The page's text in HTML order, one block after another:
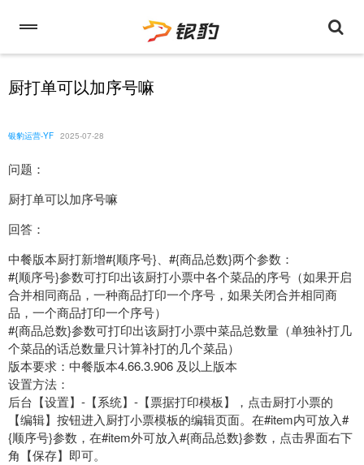
厨打单可以加序号嘛
银豹运营-YF 2025-07-28
问题：
厨打单可以加序号嘛
回答：
中餐版本厨打新增#{顺序号}、#{商品总数}两个参数：
#{顺序号}参数可打印出该厨打小票中各个菜品的序号（如果开启
合并相同商品，一种商品打印一个序号，如果关闭合并相同商
品，一个商品打印一个序号）
#{商品总数}参数可打印出该厨打小票中菜品总数量（单独补打几
个菜品的话总数量只计算补打的几个菜品）
版本要求：中餐版本4.66.3.906 及以上版本
设置方法：
后台【设置】-【系统】-【票据打印模板】，点击厨打小票的
【编辑】按钮进入厨打小票模板的编辑页面。在#item内可放入#
{顺序号}参数，在#item外可放入#{商品总数}参数，点击界面右下
角【保存】即可。